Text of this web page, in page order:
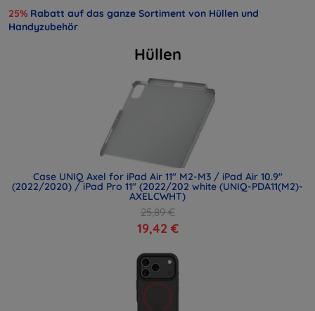
25% Rabatt auf das ganze Sortiment von Hüllen und
Handyzubehör
Hüllen
Case UNIQ Axel for iPad Air 11" M2-M3 / iPad Air 10.9"
(2022/2020) / iPad Pro 11" (2022/202 white (UNIQ-PDA11(M2)-
AXELCWHT)
25,89 €
19,42 €